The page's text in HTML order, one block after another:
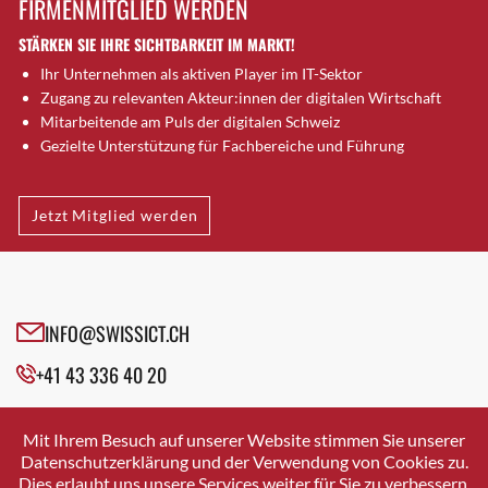
Brugg AG
Brütten
Bubendorf
Bubikon
Buchs (SG)
Bäretswil
Bülach
Cazis
Crissier
Davos Platz
Dierikon
Dietikon
FIRMENMITGLIED WERDEN
STÄRKEN SIE IHRE SICHTBARKEIT IM MARKT!
Ihr Unternehmen als aktiven Player im IT-Sektor
Zugang zu relevanten Akteur:innen der digitalen Wirtschaft
Mitarbeitende am Puls der digitalen Schweiz
Gezielte Unterstützung für Fachbereiche und Führung
Jetzt Mitglied werden
INFO@SWISSICT.CH
+41 43 336 40 20
SWISSICT
VULKANSTRASSE 120
8048 ZURICH
Mit Ihrem Besuch auf unserer Website stimmen Sie unserer
Datenschutzerklärung und der Verwendung von Cookies zu.
Dies erlaubt uns unsere Services weiter für Sie zu verbessern.